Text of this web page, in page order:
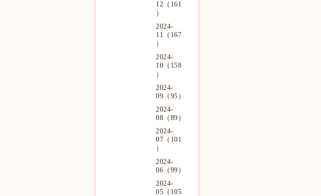
12（161
）
2024-
11（167
）
2024-
10（158
）
2024-
09（95）
2024-
08（89）
2024-
07（101
）
2024-
06（99）
2024-
05（105